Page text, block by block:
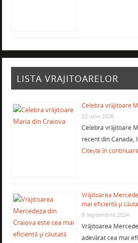
LISTA VRAJITOARELOR
Celebra vrăjitoare
22 iulie 2026
Celebra vrăjitoare
recent din Canada,
Citește în
Vrăjitoarea
mai eficientă şi
9 septembrie 2024
Vrăjitoarea
adevărat cea mai